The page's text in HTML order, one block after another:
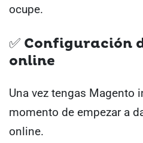
ocupe.
✅ Configuración
online
Una vez tengas Magento
momento de empezar a
online.